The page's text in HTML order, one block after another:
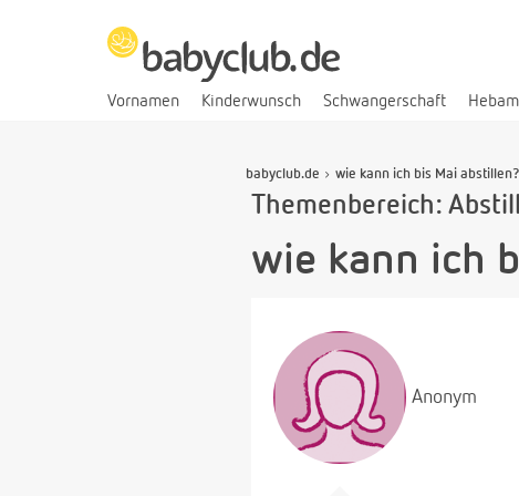
Vornamen Kinderwunsch Schwangerschaft
babyclub.de wie kann ich bis Mai abstillen?
Themenbereich:
wie kann ich
Anonym